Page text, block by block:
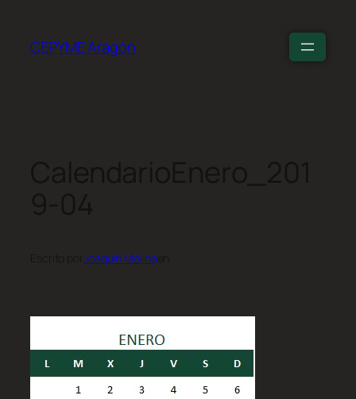
CEPYME Aragón
Joaquín Molina